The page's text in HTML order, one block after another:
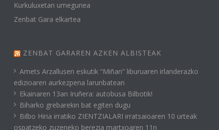
Kurkuluxetan umegunea
Zenbat Gara elkartea
ZENBAT GARAREN AZKEN ALBISTEAK
Amets Arzallusen eskutik “Miñan” liburuaren irlanderazko
edizioaren aurkezpena larunbatean
Ekainaren 13an Iruñera: autobusa Bilbotik!
Biharko grebarekin bat egiten dugu
Bilbo Hiria irratiko ZIENTZIALARI irratsaioaren 10 urteak
ospatzeko zuzeneko berezia martxoaren 11n